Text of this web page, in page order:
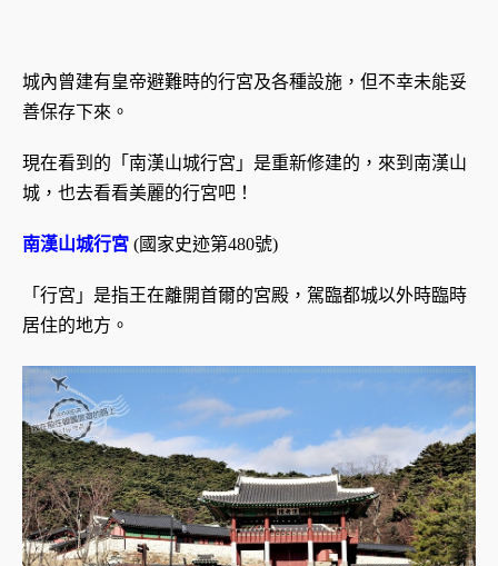
城內曾建有皇帝避難時的行宮及各種設施，但不幸未能妥
善保存下來。
現在看到的「南漢山城行宮」是重新修建的，來到南漢山
城，也去看看美麗的行宮吧！
南漢山城行宮 (國家史迹第480號)
「行宮」是指王在離開首爾的宮殿，駕臨都城以外時臨時
居住的地方。